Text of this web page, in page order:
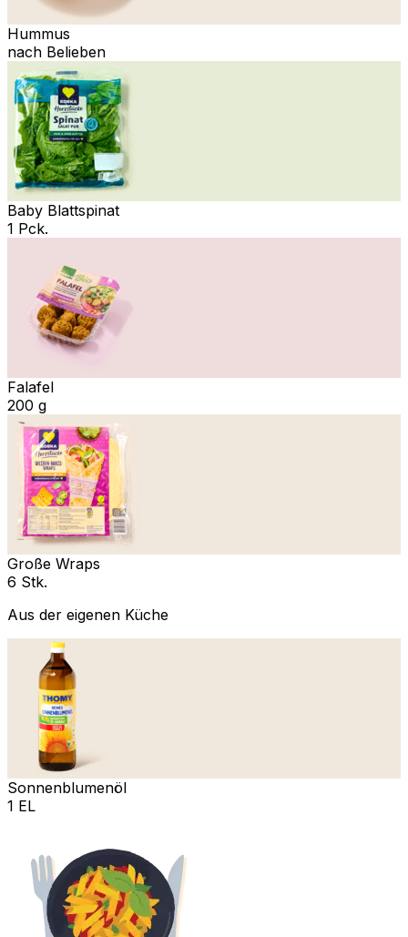
Hummus
nach Belieben
Baby Blattspinat
1 Pck.
Falafel
200 g
Große Wraps
6 Stk.
Aus der eigenen Küche
Sonnenblumenöl
1 EL